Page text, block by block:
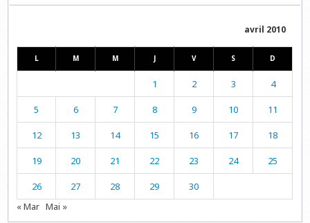
avril 2010
L M M J V S D
1 2 3 4
5 6 7 8 9 10 11
12 13 14 15 16 17 18
19 20 21 22 23 24 25
26 27 28 29
30
« Mar Mai »